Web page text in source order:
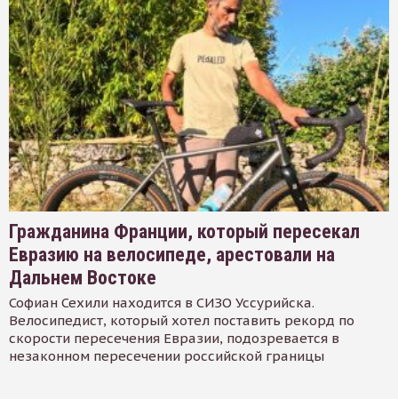
Гражданина Франции, который пересекал
Евразию на велосипеде, арестовали на
Дальнем Востоке
Софиан Сехили находится в СИЗО Уссурийска.
Велосипедист, который хотел поставить рекорд по
скорости пересечения Евразии, подозревается в
незаконном пересечении российской границы